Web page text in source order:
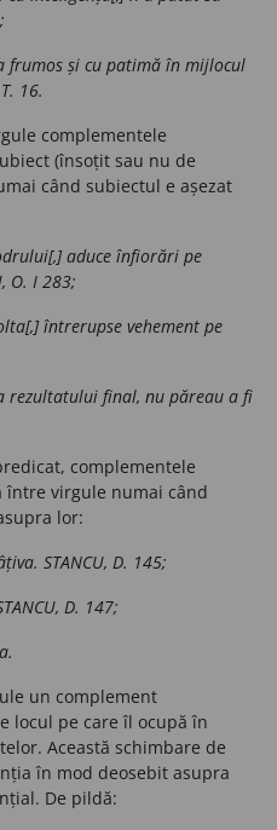
frumos și cu patimă în mijlocul
16.
complementele
(însoțit sau nu de
când subiectul e așezat
aduce înfiorări pe
O. I 283;
întrerupse vehement pe
rezultatului final, nu păreau a fi
complementele
între virgule numai când
lor:
STANCU, D. 145;
D. 147;
un complement
locul pe care îl ocupă în
Această schimbare de
în mod deosebit asupra
De pildă: